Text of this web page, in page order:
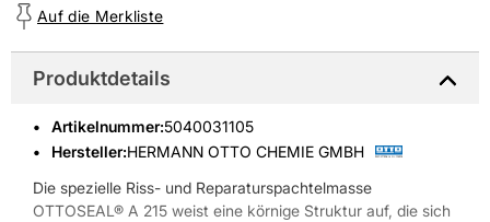
Auf die Merkliste
Produktdetails
Artikelnummer:5040031105
Hersteller:HERMANN OTTO CHEMIE GMBH
Die spezielle Riss- und Reparaturspachtelmasse
OTTOSEAL® A 215 weist eine körnige Struktur auf, die sich